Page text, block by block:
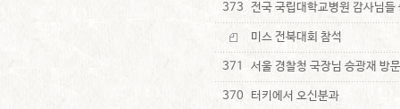
373 전국 국립대학교병원 감사님들
미스 전북대회 참석
371 서울 경찰청 국장님 승광재 방문
370 터키에서 오신분과